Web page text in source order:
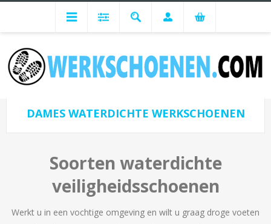
Dames Werkschoenen Werkschoenen Typen Dames
Dames Waterdichte werkschoenen
DAMES WATERDICHTE WERKSCHOENEN
Soorten waterdichte
veiligheidsschoenen
Werkt u in een vochtige omgeving en wilt u graag droge voeten